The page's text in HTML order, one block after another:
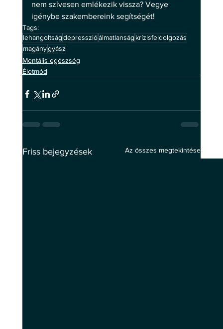
nem szívesen emlékezik vissza? Vegye
igénybe szakembereink segítségét!
Tags:
lehangoltságdepresszióálmatlanság krízisfeldolgozás
magánygyász
Mentális egészség
Életmód
Friss bejegyzések Az összes megtekintése